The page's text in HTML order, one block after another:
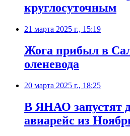
круглосуточным
21 марта 2025 г., 15:19
Жога прибыл в
оленевода
20 марта 2025 г., 18:25
В ЯНАО запустят
авиарейс из